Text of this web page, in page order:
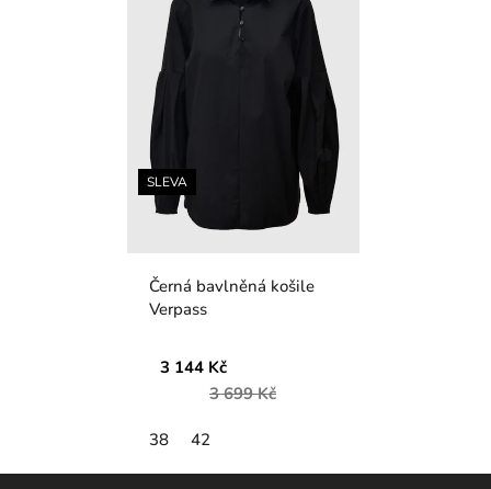
SLEVA
Černá bavlněná košile
Verpass
3 144 Kč
3 699 Kč
38 42